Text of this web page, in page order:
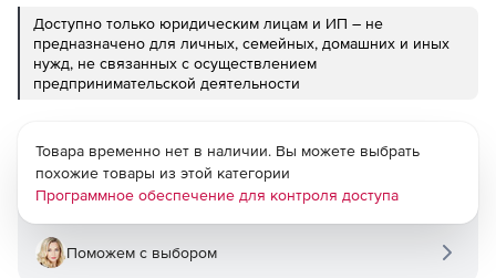
Доступно только юридическим лицам и ИП – не
предназначено для личных, семейных, домашних и иных
нужд, не связанных с осуществлением
предпринимательской деятельности
Товара временно нет в наличии. Вы можете выбрать
похожие товары из этой категории
Программное обеспечение для контроля доступа
Поможем с выбором